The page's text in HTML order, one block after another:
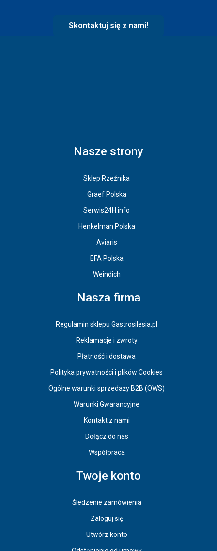
Skontaktuj się z nami!
Nasze strony
Sklep Rzeźnika
Graef Polska
Serwis24H.info
Henkelman Polska
Aviaris
EFA Polska
Weindich
Nasza firma
Regulamin sklepu Gastrosilesia.pl
Reklamacje i zwroty
Płatność i dostawa
Polityka prywatności i plików Cookies
Ogólne warunki sprzedaży B2B (OWS)
Warunki Gwarancyjne
Kontakt z nami
Dołącz do nas
Współpraca
Twoje konto
Śledzenie zamówienia
Zaloguj się
Utwórz konto